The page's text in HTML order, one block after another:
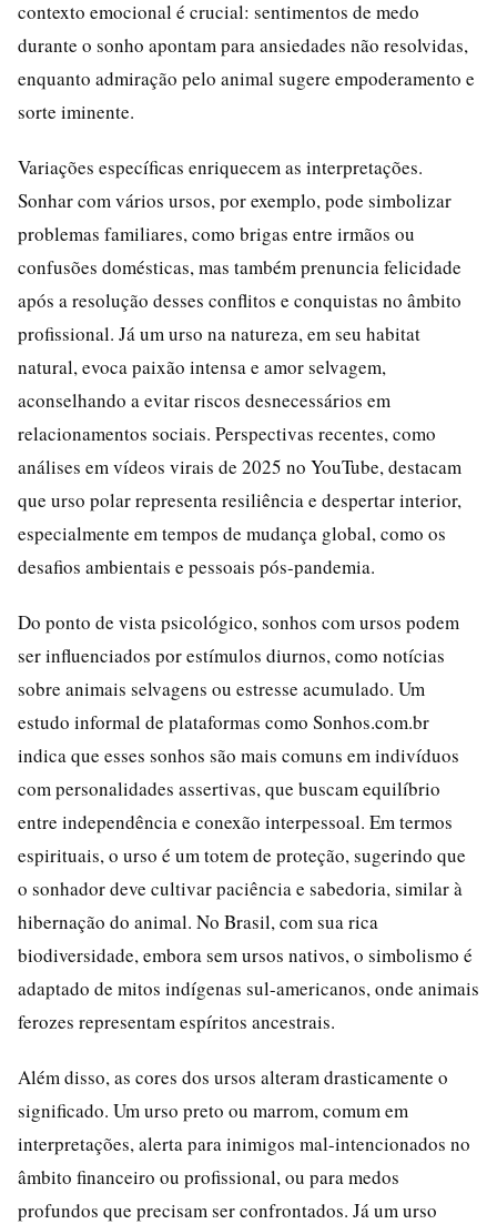
contexto emocional é crucial: sentimentos de medo
durante o sonho apontam para ansiedades não resolvidas,
enquanto admiração pelo animal sugere empoderamento e
sorte iminente.
Variações específicas enriquecem as interpretações.
Sonhar com vários ursos, por exemplo, pode simbolizar
problemas familiares, como brigas entre irmãos ou
confusões domésticas, mas também prenuncia felicidade
após a resolução desses conflitos e conquistas no âmbito
profissional. Já um urso na natureza, em seu habitat
natural, evoca paixão intensa e amor selvagem,
aconselhando a evitar riscos desnecessários em
relacionamentos sociais. Perspectivas recentes, como
análises em vídeos virais de 2025 no YouTube, destacam
que urso polar representa resiliência e despertar interior,
especialmente em tempos de mudança global, como os
desafios ambientais e pessoais pós-pandemia.
Do ponto de vista psicológico, sonhos com ursos podem
ser influenciados por estímulos diurnos, como notícias
sobre animais selvagens ou estresse acumulado. Um
estudo informal de plataformas como Sonhos.com.br
indica que esses sonhos são mais comuns em indivíduos
com personalidades assertivas, que buscam equilíbrio
entre independência e conexão interpessoal. Em termos
espirituais, o urso é um totem de proteção, sugerindo que
o sonhador deve cultivar paciência e sabedoria, similar à
hibernação do animal. No Brasil, com sua rica
biodiversidade, embora sem ursos nativos, o simbolismo é
adaptado de mitos indígenas sul-americanos, onde animais
ferozes representam espíritos ancestrais.
Além disso, as cores dos ursos alteram drasticamente o
significado. Um urso preto ou marrom, comum em
interpretações, alerta para inimigos mal-intencionados no
âmbito financeiro ou profissional, ou para medos
profundos que precisam ser confrontados. Já um urso